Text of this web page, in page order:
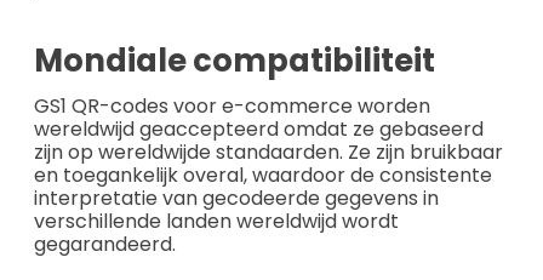
Mondiale compatibiliteit
GS1 QR-codes voor e-commerce worden
wereldwijd geaccepteerd omdat ze gebaseerd
zijn op wereldwijde standaarden. Ze zijn bruikbaar
en toegankelijk overal, waardoor de consistente
interpretatie van gecodeerde gegevens in
verschillende landen wereldwijd wordt
gegarandeerd.